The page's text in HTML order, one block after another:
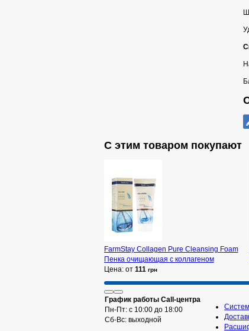
С этим товаром покупают
FarmStay Collagen Pure Cleansing Foam
Пенка очищающая с коллагеном
Цена: от 111 грн
График работы Call-центра
Пн-Пт: с 10:00 до 18:00
Сб-Вс: выходной